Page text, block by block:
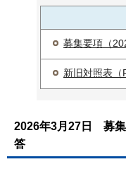
募集要項（
新旧対照表（
2026年3月27日 募
答